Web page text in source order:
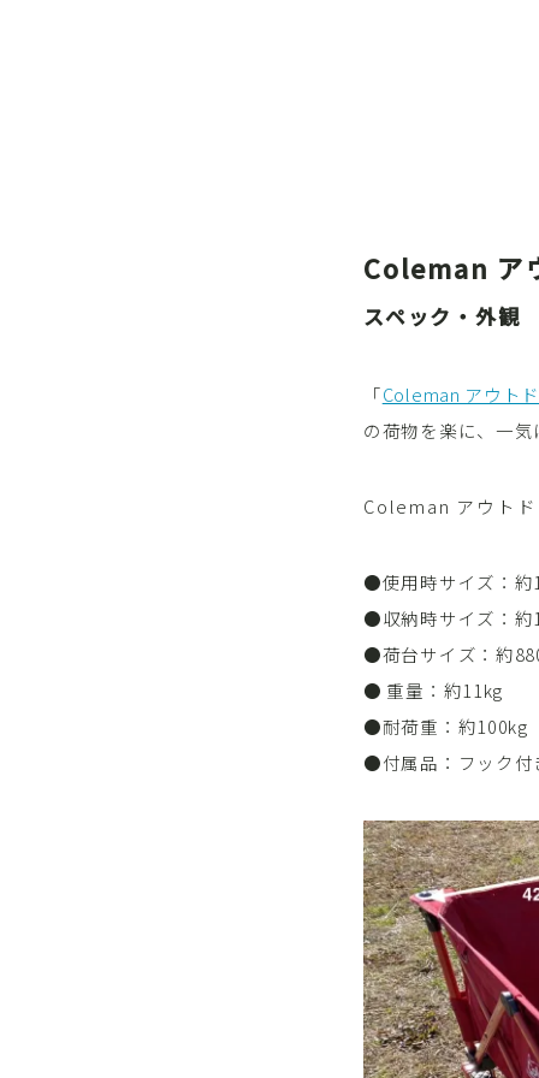
Coleman ア
スペック・外観
「Coleman アウト
の荷物を楽に、一
Coleman アウト
●使用時サイズ：
●収納時サイズ：
●荷台サイズ：約
● 重量：約11kg
●耐荷重：約
●付属品：フック付